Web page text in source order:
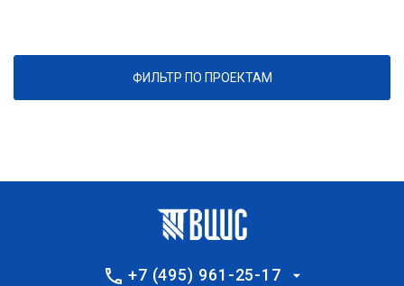
ФИЛЬТР ПО ПРОЕКТАМ
+7 (495) 961-25-17